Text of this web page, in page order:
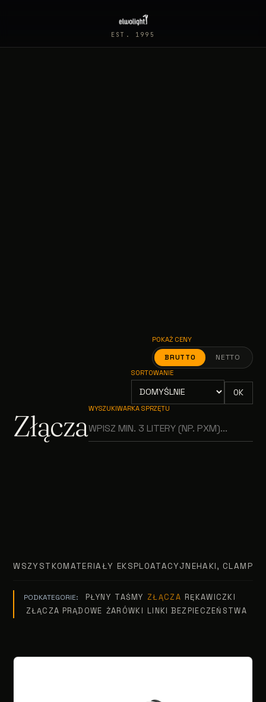
EST. 1995
Złącza
POKAŻ CENY
BRUTTO NETTO
SORTOWANIE
OK
WYSZUKIWARKA SPRZĘTU
WSZYSTKOMATERIAŁY EKSPLOATACYJNEHAKI, CLAMPY,
PODKATEGORIE: PŁYNY TAŚMY ZŁĄCZA RĘKAWICZKI
ZŁĄCZA PRĄDOWE ŻARÓWKI LINKI BEZPIECZEŃSTWA